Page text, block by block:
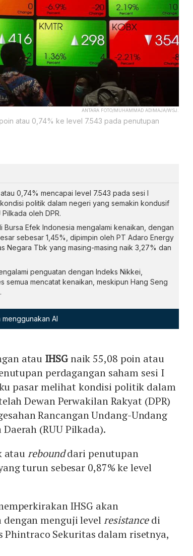
ANTARA FOTO/MUHAMMAD ADIMAJA/WSJ.
atau 0,74% ke level 7.543 pada penutupan
0,74% mencapai level 7.543 pada sesi I
politik dalam negeri yang semakin kondusif
oleh DPR.
Efek Indonesia mengalami kenaikan, dengan
sebesar 1,45%, dipimpin oleh PT Adaro Energy
Negara Tbk yang masing-masing naik 3,27% dan
penguatan dengan Indeks Nikkei,
semua mencatat kenaikan, meskipun Hang Seng
AI
atau IHSGnaik 55,08 poin atau
perdagangan saham sesi I
pasar melihat kondisi politik dalam
Dewan Perwakilan Rakyat (DPR)
Rancangan Undang-Undang
(RUU Pilkada).
ataurebounddari penutupan
turun sebesar 0,87% ke level
IHSG akan
menguji levelresistancedi
Phintraco Sekuritas dalam risetnya,